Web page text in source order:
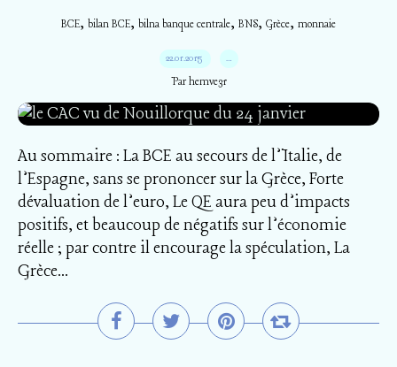
BCE, bilan BCE, bilna banque centrale, BNS, Grèce, monnaie
22.01.2015 …
Par hemve31
Au sommaire : La BCE au secours de l’Italie, de
l’Espagne, sans se prononcer sur la Grèce, Forte
dévaluation de l’euro, Le QE aura peu d’impacts
positifs, et beaucoup de négatifs sur l’économie
réelle ; par contre il encourage la spéculation, La
Grèce...